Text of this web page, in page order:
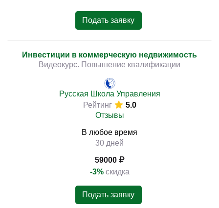
Подать заявку
Инвестиции в коммерческую недвижимость
Видеокурс. Повышение квалификации
Русская Школа Управления
Рейтинг
5.0
Отзывы
В любое время
30 дней
59000
-3% скидка
Подать заявку